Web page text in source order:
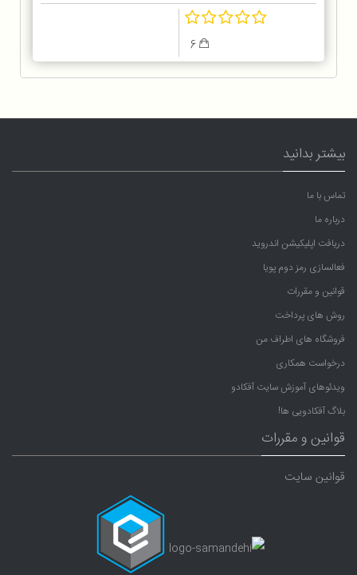
بیشتر بدانید
تماس با ما
درباره ما
دریافت اپلیکیشن اندروید
فعالسازی رمز دوم پویا
قوانین و مقررات
روش های پرداخت
فروشگاه های اطراف من
درخواست همکاری
ویدئوهای آموزش سایت آفکادو
بلاگ آفکادویی ها!
قوانین و مقررات
قوانین سایت